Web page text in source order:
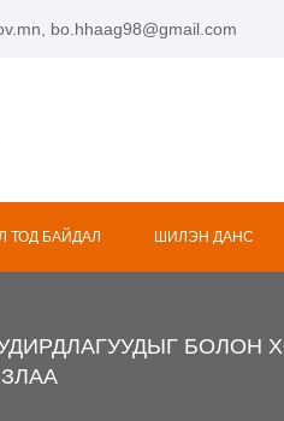
bo.hhaag98@gmail.com
ТОД БАЙДАЛ ШИЛЭН ДАНС
БОЛОН